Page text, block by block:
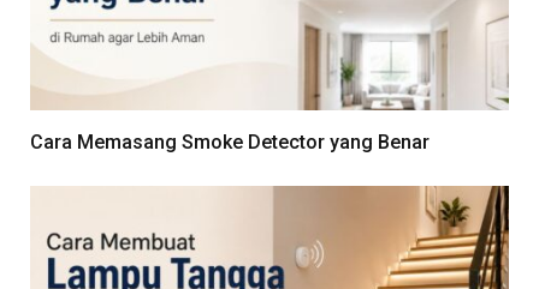
Cara Memasang Smoke Detector yang Benar